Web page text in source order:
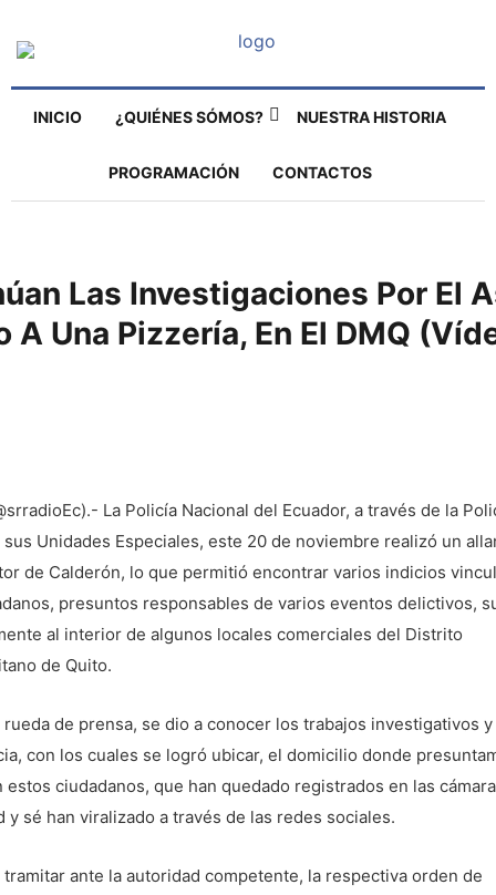
INICIO ¿QUIÉNES SÓMOS? NUESTRA HISTORIA
PROGRAMACIÓN CONTACTOS
Las Investigaciones Por El
A Una Pizzería, En El DMQ
La Policía Nacional del Ecuador, a través de la
Unidades Especiales, este 20 de noviembre realizó un
de Calderón, lo que permitió encontrar varios indicios
presuntos responsables de varios eventos delictivos,
al interior de algunos locales comerciales del Distrito
de Quito.
de prensa, se dio a conocer los trabajos investigativos
con los cuales se logró ubicar, el domicilio donde
estos ciudadanos, que han quedado registrados en las
y sé han viralizado a través de las redes sociales.
tramitar ante la autoridad competente, la respectiva orden de